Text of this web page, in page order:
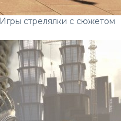
Игры стрелялки с сюжетом